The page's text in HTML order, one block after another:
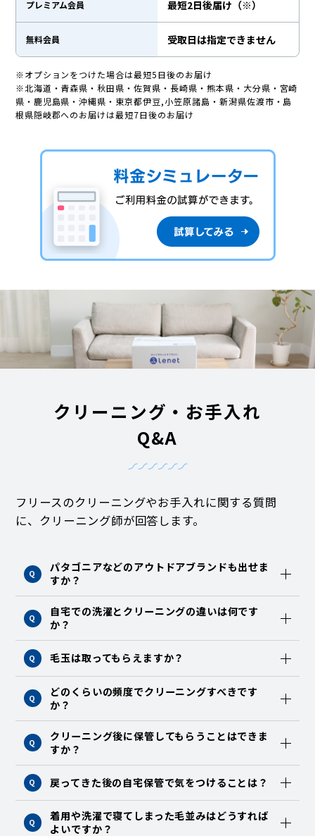
プレミアム会員 最短2日後届け（※）
無料会員 受取日は指定できません
※オプションをつけた場合は最短5日後のお届け
※北海道・青森県・秋田県・佐賀県・長崎県・熊本県・大分県・宮崎
県・鹿児島県・沖縄県・東京都伊豆,小笠原諸島・新潟県佐渡市・島
根県隠岐郡へのお届けは最短7日後のお届け
クリーニング・お手入れ
Q&A
フリースのクリーニングやお手入れに関する質問
に、クリーニング師が回答します。
Q
パタゴニアなどのアウトドアブランドも出せま
すか？
Q
自宅での洗濯とクリーニングの違いは何です
か？
Q 毛玉は取ってもらえますか？
Q
どのくらいの頻度でクリーニングすべきです
か？
Q
クリーニング後に保管してもらうことはできま
すか？
Q 戻ってきた後の自宅保管で気をつけることは？
Q
着用や洗濯で寝てしまった毛並みはどうすれば
よいですか？